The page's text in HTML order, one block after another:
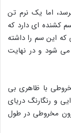
اما یک نرم تن
کشنده ای دارد که
که این سم را داشته
شود و در نهایت
با ظاهری بی
و رنگارنگ دریای
مخروطی در طول